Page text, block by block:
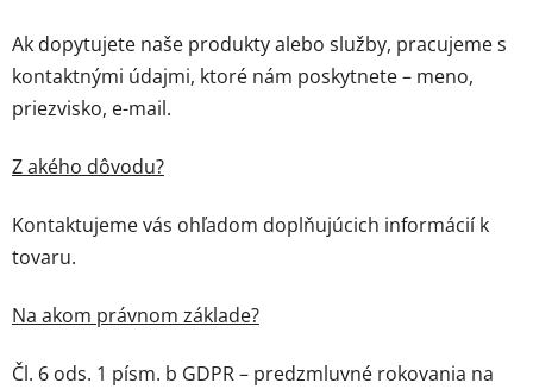
Ak dopytujete naše produkty alebo služby, pracujeme s
kontaktnými údajmi, ktoré nám poskytnete – meno,
priezvisko, e-mail.
Z akého dôvodu?
Kontaktujeme vás ohľadom doplňujúcich informácií k
tovaru.
Na akom právnom základe?
Čl. 6 ods. 1 písm. b GDPR – predzmluvné rokovania na